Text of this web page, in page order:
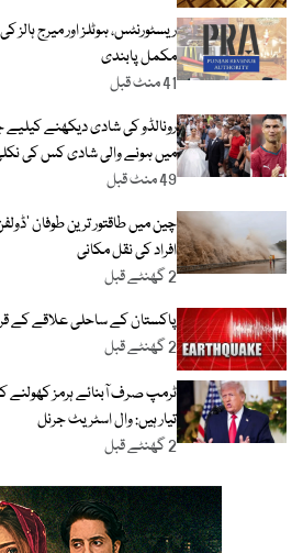
ریسٹورنٹس، ہوٹلز اور میرج
مکمل پابندی
41 منٹ قبل
رونالڈو کی شادی دیکھنے کیلیے
میں ہونے والی شادی کس کی
49 منٹ قبل
چین میں طاقتور ترین طوفان
افراد کی نقل مکانی
2 گھنٹے قبل
پاکستان کے ساحلی علاقے کے
2 گھنٹے قبل
ٹرمپ صرف آبنائے ہرمز کھولنے
تیار ہیں: وال اسٹریٹ جرنل
2 گھنٹے قبل